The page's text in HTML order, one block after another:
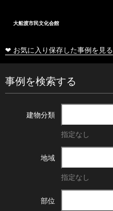
大船渡市民文化会館
❤ お気に入り保存した事例を見る
事例を検索する
建物分類
指定なし
地域
指定なし
部位